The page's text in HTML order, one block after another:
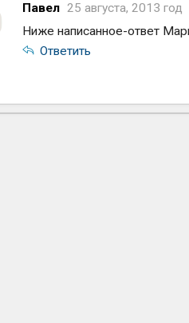
Павел 25 августа, 2013 год
Ниже написанное-ответ
Ответить